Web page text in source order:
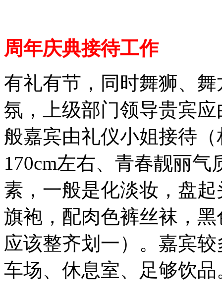
周年庆典接待工作
有礼有节，同时舞狮、
氛，上级部门领导贵宾
般嘉宾由礼仪小姐接待
170cm左右、青春靓丽
素，一般是化淡妆，盘
旗袍，配肉色裤丝袜，
应该整齐划一）。嘉宾
车场、休息室、足够饮品